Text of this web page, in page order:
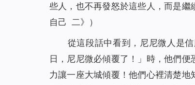
些人，也不再發怒於這些人，而是繼
自己 二》）
從這段話中看到，尼尼微人是
日，尼尼微必傾覆了！
」時，他們
力讓一座大城傾覆！他們心裡清楚